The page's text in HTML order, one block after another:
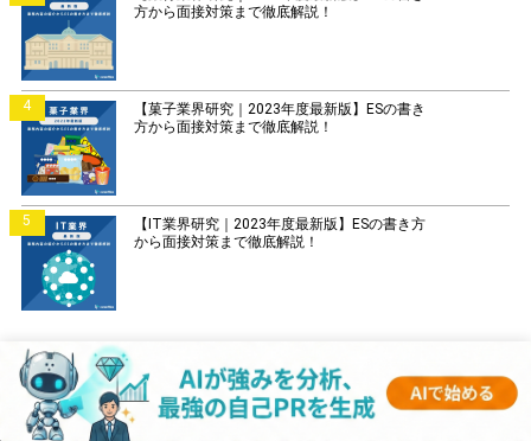
方から面接対策まで徹底解説！
4
【菓子業界研究｜2023年度最新版】ESの書き
方から面接対策まで徹底解説！
5
【IT業界研究｜2023年度最新版】ESの書き方
から面接対策まで徹底解説！